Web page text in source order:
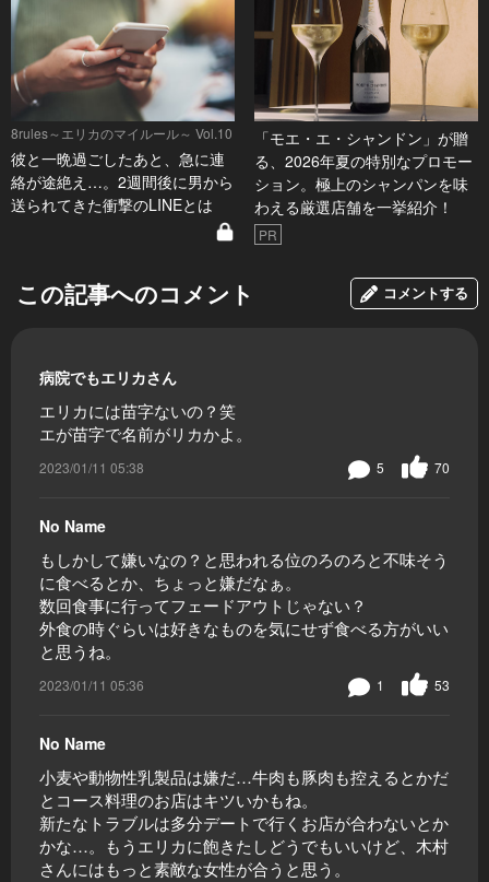
8rules～エリカのマイルール～ Vol.10
彼と一晩過ごしたあと、急に連
絡が途絶え…。2週間後に男から
送られてきた衝撃のLINEとは
「モエ・エ・シャンドン」が贈
る、2026年夏の特別なプロモー
ション。極上のシャンパンを味
わえる厳選店舗を一挙紹介！
PR
この記事へのコメント コメントする
病院でもエリカさん
エリカには苗字ないの？笑
エが苗字で名前がリカかよ。
2023/01/11 05:38 70
5
No Name
もしかして嫌いなの？と思われる位のろのろと不味そう
に食べるとか、ちょっと嫌だなぁ。
数回食事に行ってフェードアウトじゃない？
外食の時ぐらいは好きなものを気にせず食べる方がいい
と思うね。
2023/01/11 05:36 53
1
No Name
小麦や動物性乳製品は嫌だ…牛肉も豚肉も控えるとかだ
とコース料理のお店はキツいかもね。
新たなトラブルは多分デートで行くお店が合わないとか
かな…。もうエリカに飽きたしどうでもいいけど、木村
さんにはもっと素敵な女性が合うと思う。